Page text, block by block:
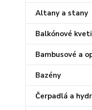
Altany a stany
Balkónové
Bambusové a
Bazény
Čerpadlá a